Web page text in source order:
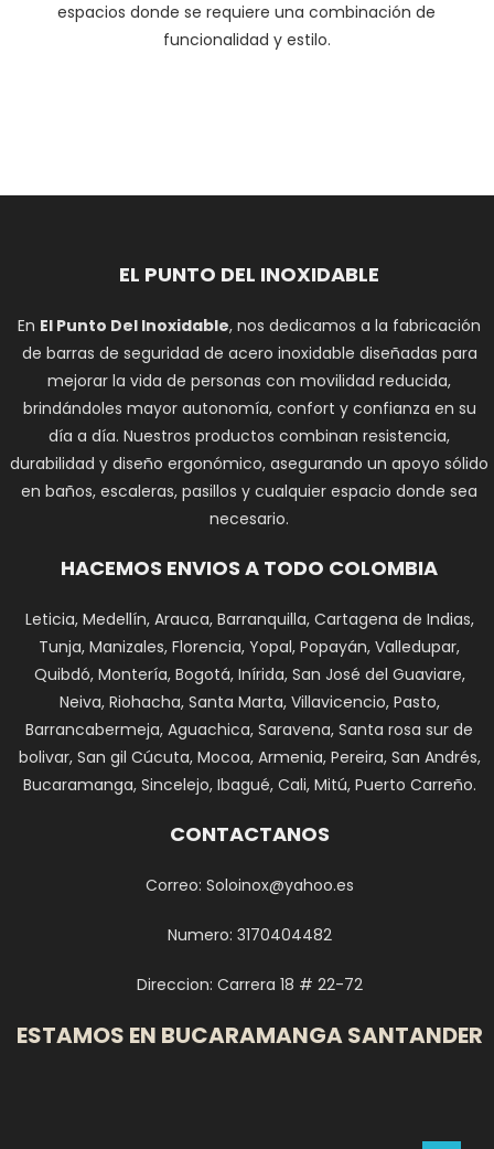
espacios donde se requiere una combinación de
funcionalidad y estilo.
EL PUNTO DEL INOXIDABLE
En El Punto Del Inoxidable, nos dedicamos a la fabricación
de barras de seguridad de acero inoxidable diseñadas para
mejorar la vida de personas con movilidad reducida,
brindándoles mayor autonomía, confort y confianza en su
día a día. Nuestros productos combinan resistencia,
durabilidad y diseño ergonómico, asegurando un apoyo sólido
en baños, escaleras, pasillos y cualquier espacio donde sea
necesario.
HACEMOS ENVIOS A TODO COLOMBIA
Leticia, Medellín, Arauca, Barranquilla, Cartagena de Indias,
Tunja, Manizales, Florencia, Yopal, Popayán, Valledupar,
Quibdó, Montería, Bogotá, Inírida, San José del Guaviare,
Neiva, Riohacha, Santa Marta, Villavicencio, Pasto,
Barrancabermeja, Aguachica, Saravena, Santa rosa sur de
bolivar, San gil Cúcuta, Mocoa, Armenia, Pereira, San Andrés,
Bucaramanga, Sincelejo, Ibagué, Cali, Mitú, Puerto Carreño.
CONTACTANOS
Correo: Soloinox@yahoo.es
Numero: 3170404482
Direccion: Carrera 18 # 22-72
ESTAMOS EN BUCARAMANGA SANTANDER